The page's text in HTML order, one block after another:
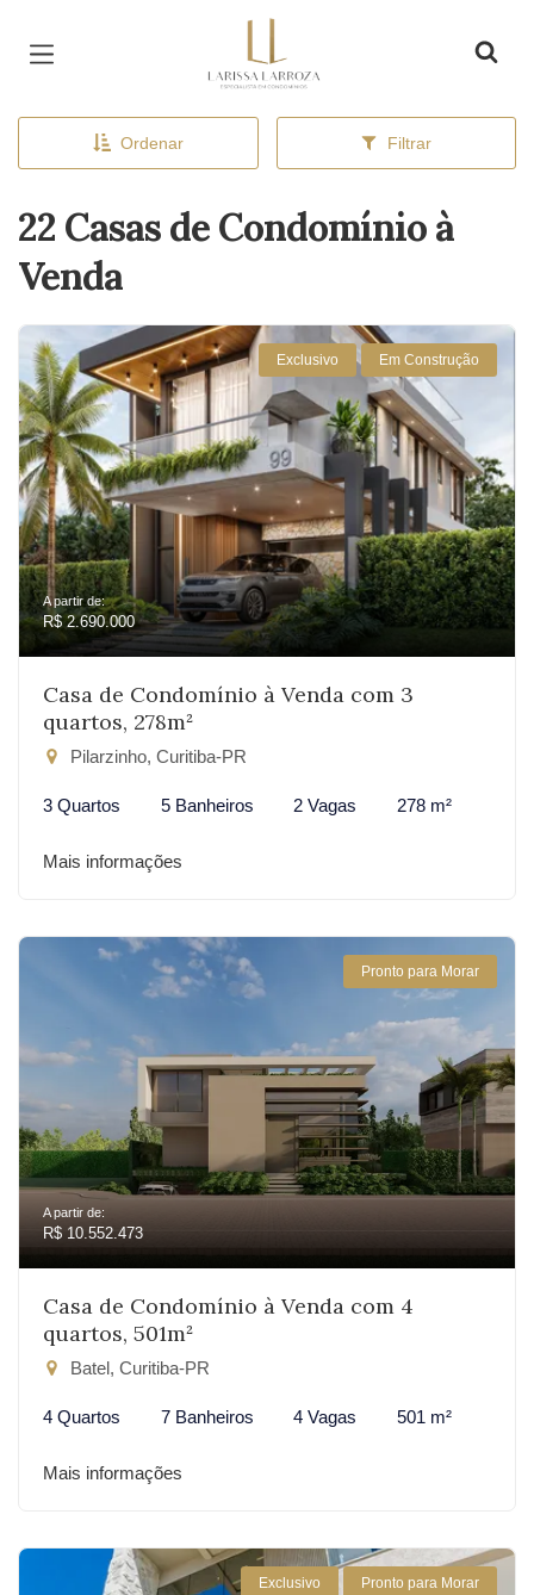
Ordenar Filtrar
22 Casas de Condomínio à
Venda
Exclusivo Em Construção
A partir de:
R$ 2.690.000
Casa de Condomínio à Venda com 3
quartos, 278m²
Pilarzinho, Curitiba-PR
3 Quartos 5 Banheiros 2 Vagas 278 m²
Mais informações
Pronto para Morar
A partir de:
R$ 10.552.473
Casa de Condomínio à Venda com 4
quartos, 501m²
Batel, Curitiba-PR
4 Quartos 7 Banheiros 4 Vagas 501 m²
Mais informações
Exclusivo Pronto para Morar